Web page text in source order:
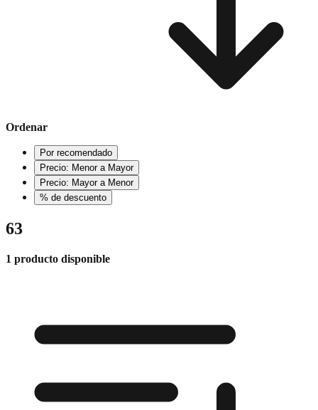
Ordenar
Por recomendado
Precio: Menor a Mayor
Precio: Mayor a Menor
% de descuento
63
1 producto disponible